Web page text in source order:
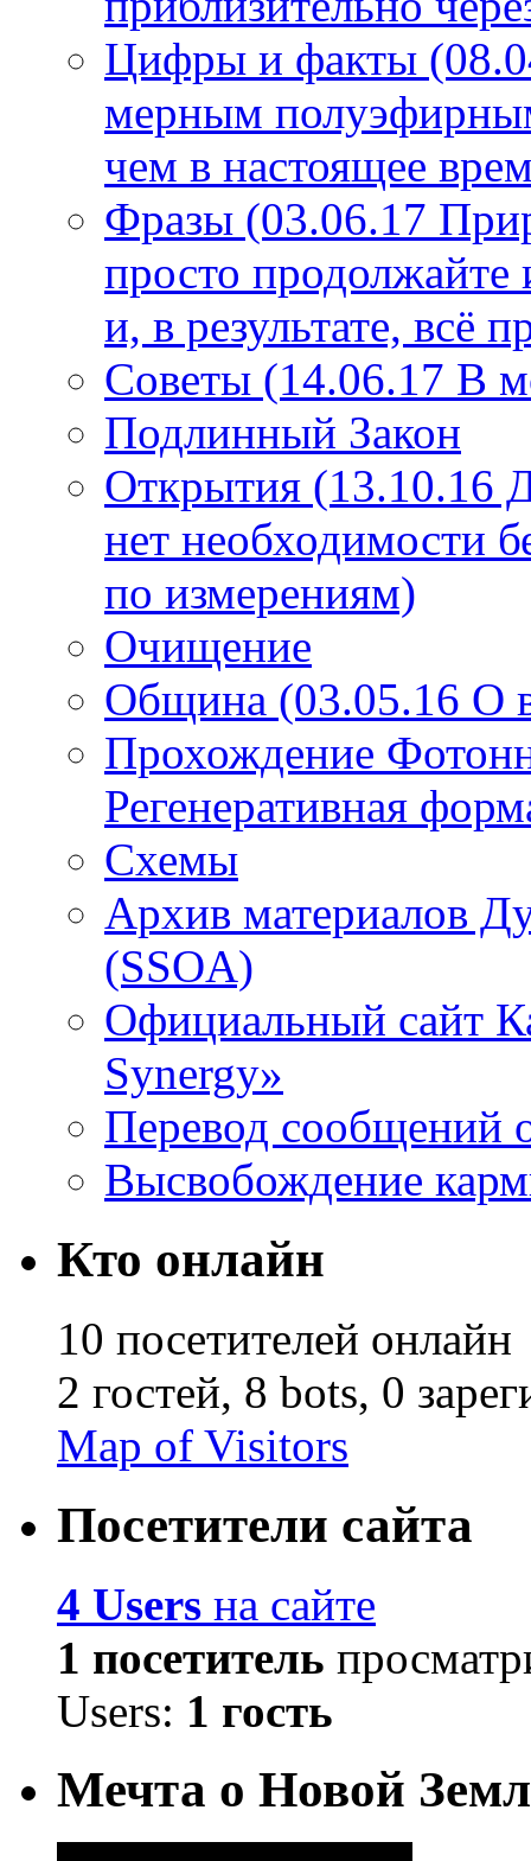
Цифры и факты
мерным
чем в настоящее
Фразы (03.06.17
просто продолжайте
и, в результате, всё
Советы (14.06.17 В
Подлинный Закон
Открытия (13.10.16
нет необходимости
по измерениям)
Очищение
Община (03.05.16 О
Прохождение
Регенеративная
Схемы
Архив материалов
(SSOA)
Официальный сайт
Synergy»
Перевод сообщений
Высвобождение
Кто онлайн
10 посетителей онлайн
2 гостей, 8 bots, 0
Map of Visitors
Посетители сайта
4 Users на сайте
1 посетитель
Users: 1 гость
Мечта о Новой